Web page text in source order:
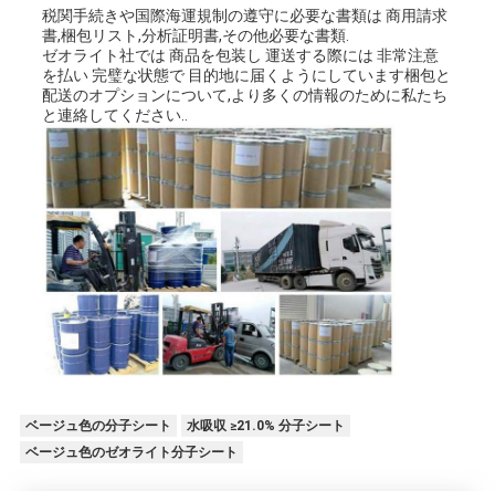
税関手続きや国際海運規制の遵守に必要な書類は 商用請求
書,梱包リスト,分析証明書,その他必要な書類.
ゼオライト社では 商品を包装し 運送する際には 非常注意
を払い 完璧な状態で 目的地に届くようにしています梱包と
配送のオプションについて,より多くの情報のために私たち
と連絡してください..
ベージュ色の分子シート
水吸収 ≥21.0% 分子シート
ベージュ色のゼオライト分子シート